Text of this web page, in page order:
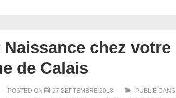
chez votre
de Calais
POSTED ON 27 SEPTEMBRE 2018 PUBLIÉ DANS